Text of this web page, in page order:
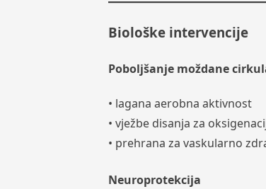
Biološke intervencije
Poboljšanje moždane
• lagana aerobna aktivnost
• vježbe disanja za
• prehrana za vaskularno
Neuroprotekcija